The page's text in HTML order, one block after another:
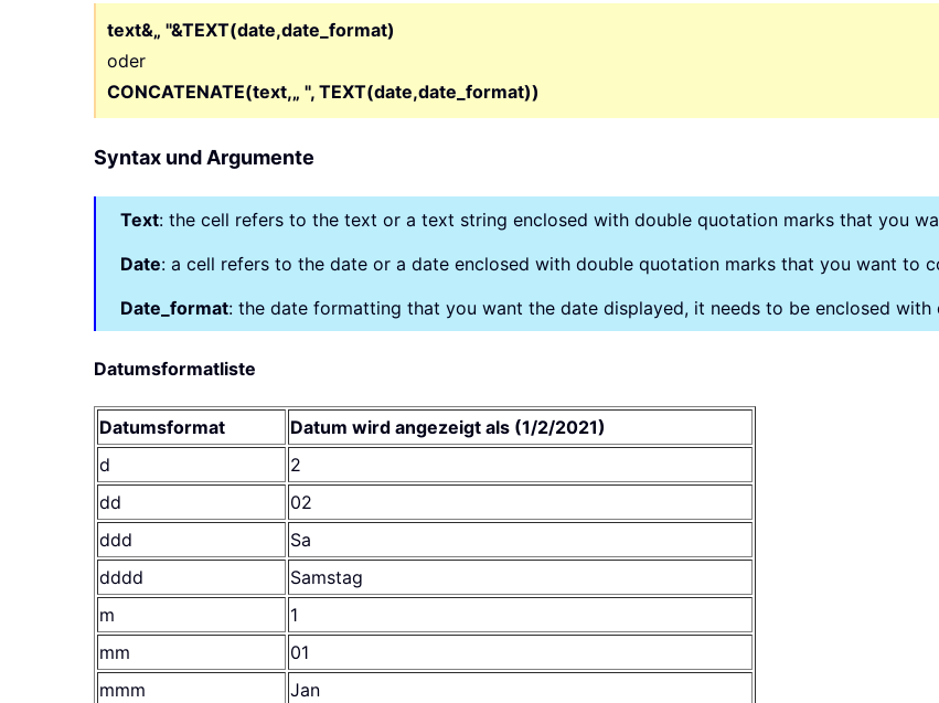
text&„ "&TEXT(date,date_format)
oder
CONCATENATE(text,„ ", TEXT(date,date_format))
Syntax und Argumente
Text: the cell refers to the text or a text string enclosed with double quotation marks that you
Date: a cell refers to the date or a date enclosed with double quotation marks that you want to
Date_format: the date formatting that you want the date displayed, it needs to be enclosed with
Datumsformatliste
Datumsformat
Datum wird angezeigt als (1/2/2021)
d
2
dd
02
ddd
Sa
dddd
Samstag
m
1
mm
01
mmm
Jan